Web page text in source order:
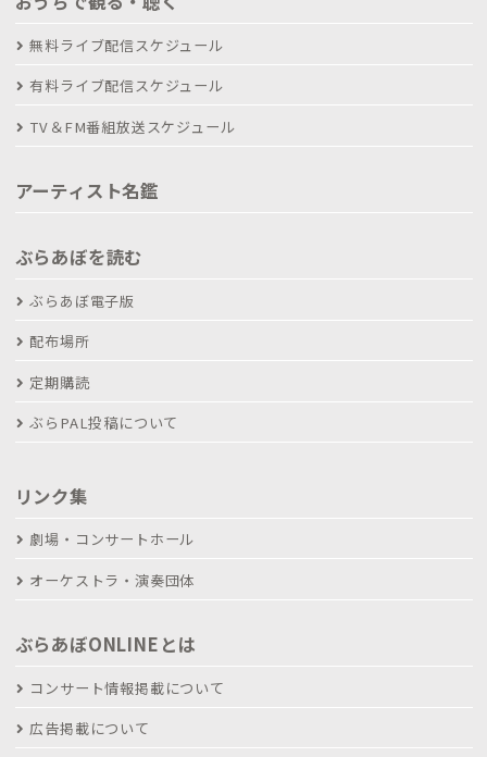
無料ライブ配信スケジュール
有料ライブ配信スケジュール
TV＆FM番組放送スケジュール
アーティスト名鑑
ぶらあぼを読む
ぶらあぼ電子版
配布場所
定期購読
ぶらPAL投稿について
リンク集
劇場・コンサートホール
オーケストラ・演奏団体
ぶらあぼONLINEとは
コンサート情報掲載について
広告掲載について